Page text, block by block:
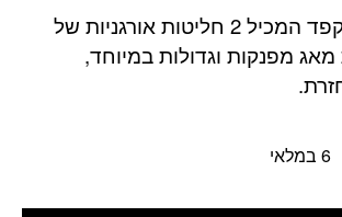
מארז מתנה מוקפד המכיל 2 חליטות אורגניות של
כוסות מאג מפנקות וגדולות במיוחד,
6 במלאי